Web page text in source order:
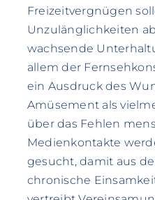
Freizeitvergnügen
Unzulänglichkeiten
wachsende
allem der
ein Ausdruck des
Amüsement als
über das Fehlen
Medienkontakte
gesucht, damit aus
chronische